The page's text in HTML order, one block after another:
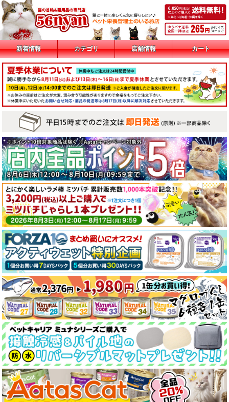
新着情報 カテゴリ 店舗情報 カート